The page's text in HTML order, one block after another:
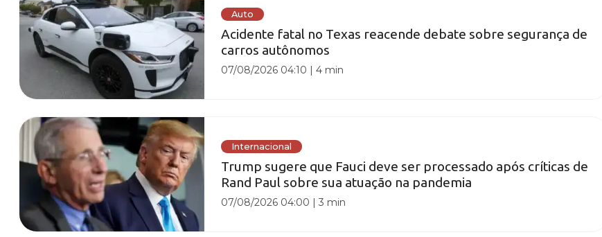
Auto
Acidente fatal no Texas reacende debate sobre segurança de
carros autônomos
07/08/2026 04:10 |4 min
Internacional
Trump sugere que Fauci deve ser processado após críticas de
Rand Paul sobre sua atuação na pandemia
07/08/2026 04:00 |3 min